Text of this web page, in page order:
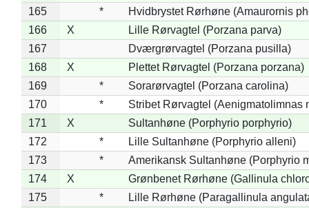
165
*
Hvidbrystet Rørhøne (Amaurornis
166
X
Lille Rørvagtel (Porzana parva)
167
Dværgrørvagtel (Porzana pusilla)
168
X
Plettet Rørvagtel (Porzana porzana)
169
*
Sorarørvagtel (Porzana carolina)
170
*
Stribet Rørvagtel (Aenigmatolimnas
171
X
Sultanhøne (Porphyrio porphyrio)
172
*
Lille Sultanhøne (Porphyrio alleni)
173
*
Amerikansk Sultanhøne (Porphyrio
174
X
Grønbenet Rørhøne (Gallinula
175
*
Lille Rørhøne (Paragallinula